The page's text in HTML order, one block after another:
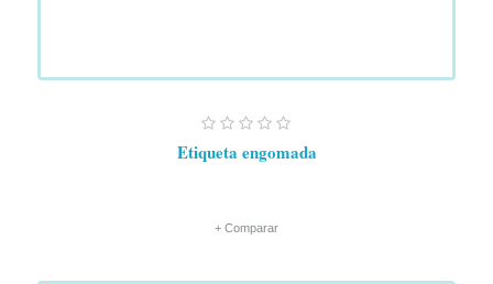
Etiqueta engomada
+ Comparar